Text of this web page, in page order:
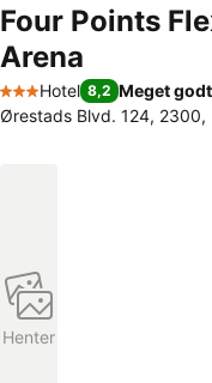
Four Points
Arena
3 Stjerner
Hotel 8,2 Meget godt
Ørestads Blvd. 124, 2300,
Henter